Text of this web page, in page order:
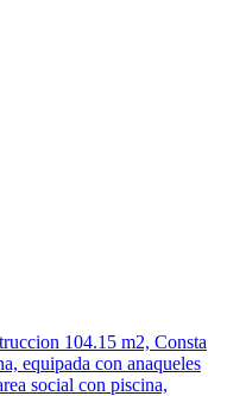
104.15 m2, Consta
equipada con anaqueles
social con piscina,